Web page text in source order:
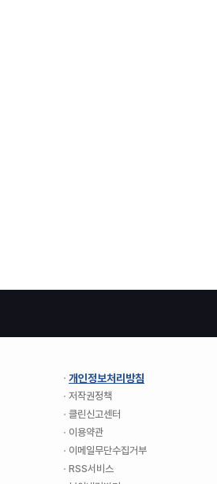
개인정보처리방침
저작권정책
클린신고센터
이용약관
이메일무단수집거부
RSS서비스